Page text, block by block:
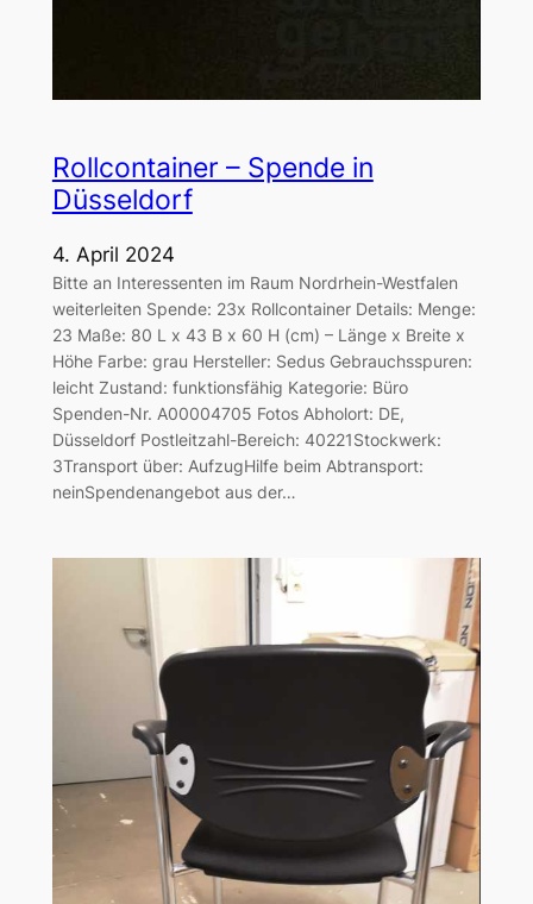
Rollcontainer – Spende in
Düsseldorf
4. April 2024
Bitte an Interessenten im Raum Nordrhein-Westfalen
weiterleiten Spende: 23x Rollcontainer Details: Menge:
23 Maße: 80 L x 43 B x 60 H (cm) – Länge x Breite x
Höhe Farbe: grau Hersteller: Sedus Gebrauchsspuren:
leicht Zustand: funktionsfähig Kategorie: Büro
Spenden-Nr. A00004705 Fotos Abholort: DE,
Düsseldorf Postleitzahl-Bereich: 40221Stockwerk:
3Transport über: AufzugHilfe beim Abtransport:
neinSpendenangebot aus der…